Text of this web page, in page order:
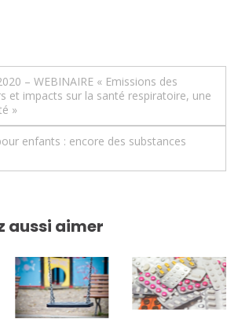
– WEBINAIRE « Emissions des
et impacts sur la santé respiratoire, une
»
enfants : encore des substances
aussi aimer